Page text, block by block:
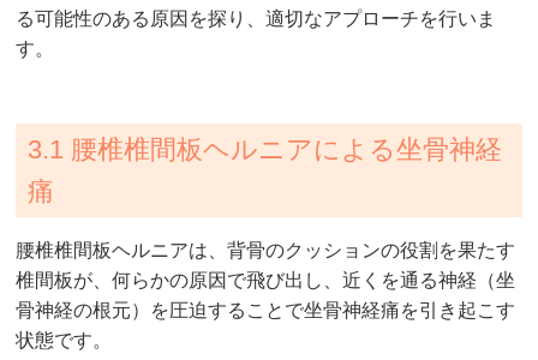
る可能性のある原因を探り、適切なアプローチを行いま
す。
3.1 腰椎椎間板ヘルニアによる坐骨神経
痛
腰椎椎間板ヘルニアは、背骨のクッションの役割を果たす
椎間板が、何らかの原因で飛び出し、近くを通る神経（坐
骨神経の根元）を圧迫することで坐骨神経痛を引き起こす
状態です。